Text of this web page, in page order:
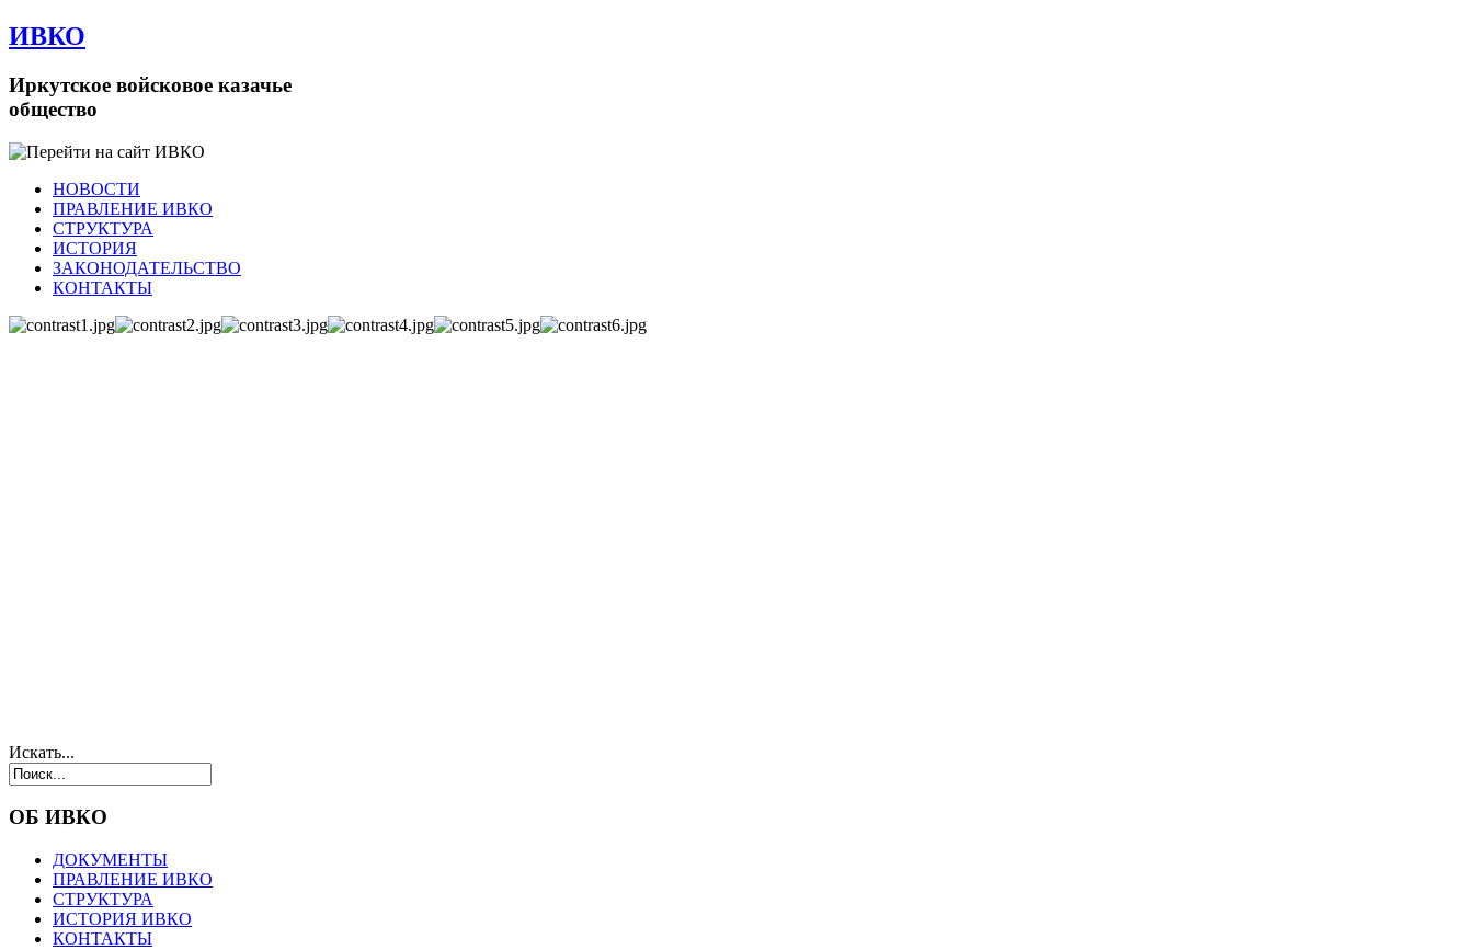
ИВКО
Иркутское войсковое казачье
общество
НОВОСТИ
ПРАВЛЕНИЕ ИВКО
СТРУКТУРА
ИСТОРИЯ
ЗАКОНОДАТЕЛЬСТВО
КОНТАКТЫ
Искать...
ОБ ИВКО
ДОКУМЕНТЫ
ПРАВЛЕНИЕ ИВКО
СТРУКТУРА
ИСТОРИЯ ИВКО
КОНТАКТЫ